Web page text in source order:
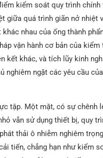
kiểm soát quy trình chính
giữa quá trình giãn nở nhiệt
nhau của ống thành
vận hành cơ bản của kiểm
kết khác, và tích lũy kinh
nghiêm ngặt các yêu cầu
tập. Một mặt, có sự chênh
vẫn sử dụng thiết bị, quy
thải ô nhiễm nghiêm
tiến, chẳng hạn như kiểm